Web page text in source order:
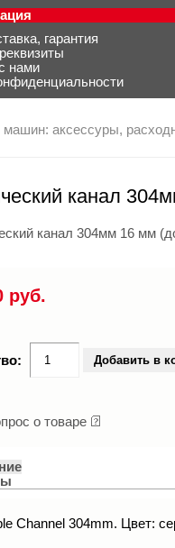
гарантия
нами
машин: аксессуры,
канал
руб.
Добавить в
о товаре
Channel 304mm. Цвет: